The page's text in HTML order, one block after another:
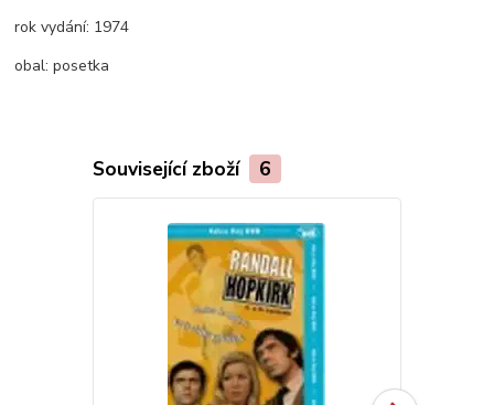
rok vydání: 1974
obal: posetka
Související zboží 6